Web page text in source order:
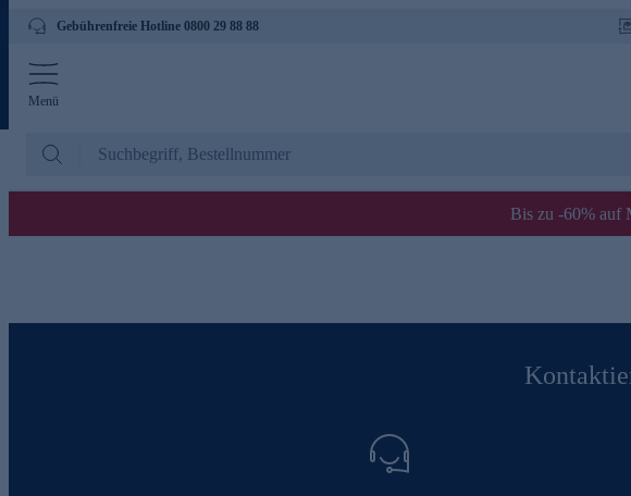
Gebührenfreie Hotline 0800 29 88 88
Menü
Bis zu -60% auf